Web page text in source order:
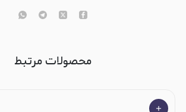
محصولات مرتبط